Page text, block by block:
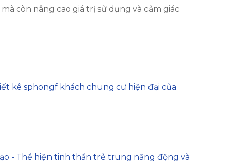
còn nâng cao giá trị sử dụng và cảm giác
kê sphongf khách chung cư hiện đại của
- Thể hiện tinh thần trẻ trung năng động và